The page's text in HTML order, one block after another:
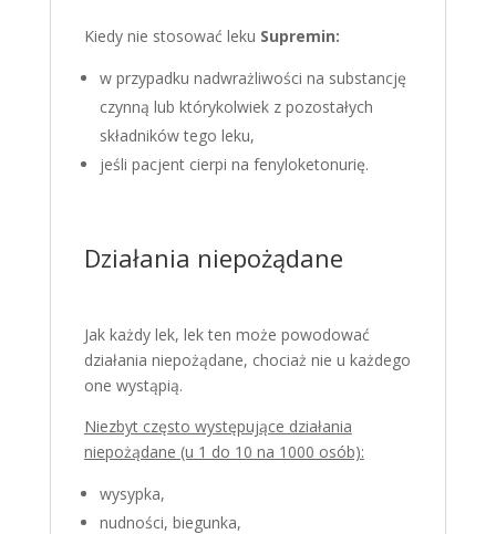
Kiedy nie stosować leku Supremin:
w przypadku nadwrażliwości na substancję
czynną lub którykolwiek z pozostałych
składników tego leku,
jeśli pacjent cierpi na fenyloketonurię.
Działania niepożądane
Jak każdy lek, lek ten może powodować
działania niepożądane, chociaż nie u każdego
one wystąpią.
Niezbyt często występujące działania
niepożądane (u 1 do 10 na 1000 osób):
wysypka,
nudności, biegunka,